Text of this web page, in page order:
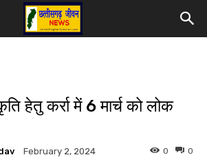
हेतु कर्रा में 6 मार्च को लोक
February 2, 2024 0
0